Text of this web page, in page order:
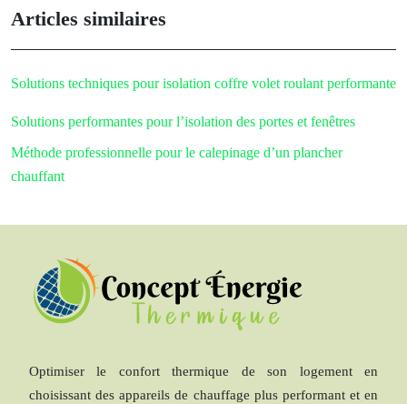
Articles similaires
Solutions techniques pour isolation coffre volet roulant performante
Solutions performantes pour l’isolation des portes et fenêtres
Méthode professionnelle pour le calepinage d’un plancher
chauffant
Optimiser le confort thermique de son logement en
choisissant des appareils de chauffage plus performant et en